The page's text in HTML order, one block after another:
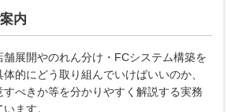
内
舗展開やのれん分け・FCシステム構築を
的にどう取り組んでいけばいいのか、
すべきか等を分かりやすく解説する実務
ます。